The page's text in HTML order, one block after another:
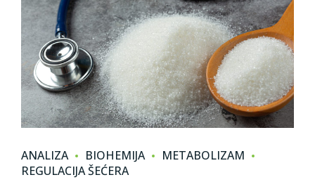
ANALIZA BIOHEMIJA
METABOLIZAM
REGULACIJA ŠEĆERA